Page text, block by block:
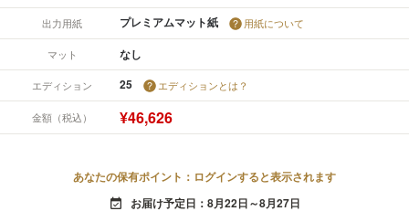
出力用紙 プレミアムマット紙 用紙について
マット なし
エディション 25 エディションとは？
金額（税込） ¥46,626
あなたの保有ポイント：ログインすると表示されます
event_available お届け予定日：8月22日～8月27日